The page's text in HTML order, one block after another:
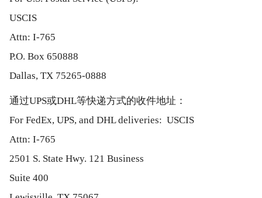
USCIS
Attn: I-765
P.O. Box 650888
Dallas, TX 75265-0888
通过UPS或DHL等快递方式的收件地址：
For FedEx, UPS, and DHL deliveries: USCIS
Attn: I-765
2501 S. State Hwy. 121 Business
Suite 400